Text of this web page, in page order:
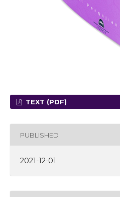
TEXT (PDF)
PUBLISHED
2021-12-01